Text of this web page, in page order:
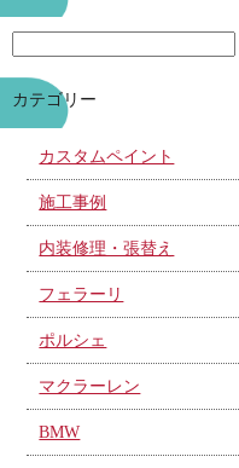
カテゴリー
カスタムペイント
施工事例
内装修理・張替え
フェラーリ
ポルシェ
マクラーレン
BMW